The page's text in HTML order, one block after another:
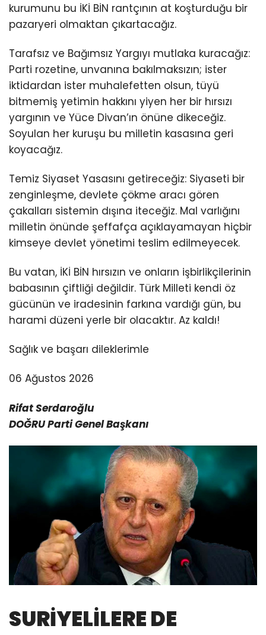
kurumunu bu İKİ BİN rantçının at koşturduğu bir
pazaryeri olmaktan çıkartacağız.
Tarafsız ve Bağımsız Yargıyı mutlaka kuracağız:
Parti rozetine, unvanına bakılmaksızın; ister
iktidardan ister muhalefetten olsun, tüyü
bitmemiş yetimin hakkını yiyen her bir hırsızı
yargının ve Yüce Divan’ın önüne dikeceğiz.
Soyulan her kuruşu bu milletin kasasına geri
koyacağız.
Temiz Siyaset Yasasını getireceğiz: Siyaseti bir
zenginleşme, devlete çökme aracı gören
çakalları sistemin dışına iteceğiz. Mal varlığını
milletin önünde şeffafça açıklayamayan hiçbir
kimseye devlet yönetimi teslim edilmeyecek.
Bu vatan, İKİ BİN hırsızın ve onların işbirlikçilerinin
babasının çiftliği değildir. Türk Milleti kendi öz
gücünün ve iradesinin farkına vardığı gün, bu
harami düzeni yerle bir olacaktır. Az kaldı!
Sağlık ve başarı dileklerimle
06 Ağustos 2026
Rifat Serdaroğlu
DOĞRU Parti Genel Başkanı
SURİYELİLERE DE